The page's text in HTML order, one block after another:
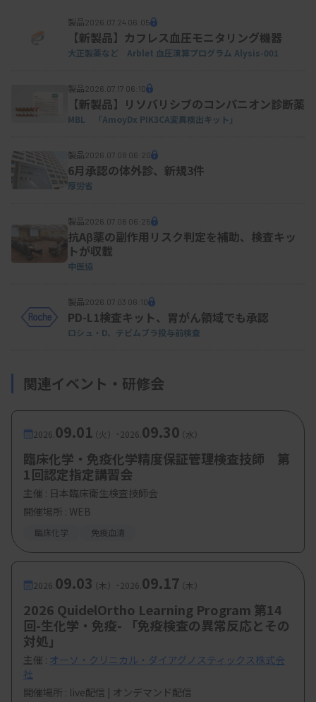
製品2026.07.24 06:05
【新製品】カフレス血圧モニタリング機器
大正製薬など Arblet 血圧演算プログラム Alysis-001
製品2026.07.17 06:10
【新製品】リソバリシブのコンパニオン診断薬
MBL 「AmoyDx PIK3CA変異検出キット」
製品2026.07.08 06:20
6月承認の体外診、新規3件
厚労省
製品2026.07.06 06:25
抗Aβ薬の副作用リスク判定を補助、検査キッ
トが収載
中医協
製品2026.07.03 06:10
PD-L1検査キット、胃がん領域でも承認
ロシュ・D、テビムブラ投与前検査
関連イベント・研修会
2026. 09.01（火） -2026. 09.30（水）
臨床化学・免疫化学精度保証管理検査技師 第
1回認定指定講習会
主催 : 日本臨床衛生検査技師会
開催場所 : WEB
臨床化学 免疫血清
2026. 09.03（木） -2026. 09.17（木）
2026 QuidelOrtho Learning Program 第14
回-生化学・免疫- 「免疫検査の異常反応とその
対処」
主催 : オーソ・クリニカル・ダイアグノスティックス株式会
社
開催場所 : live配信 | オンデマンド配信